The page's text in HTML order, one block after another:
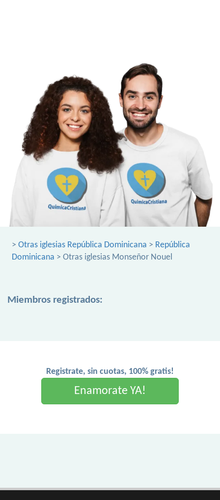
> Otras iglesias República Dominicana > República
Dominicana > Otras iglesias Monseñor Nouel
Miembros registrados:
Registrate, sin cuotas, 100% gratis!
Enamorate YA!